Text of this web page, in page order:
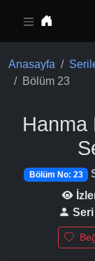
Anasayfa
Bölüm 23
Hanma
Bölüm No: 23